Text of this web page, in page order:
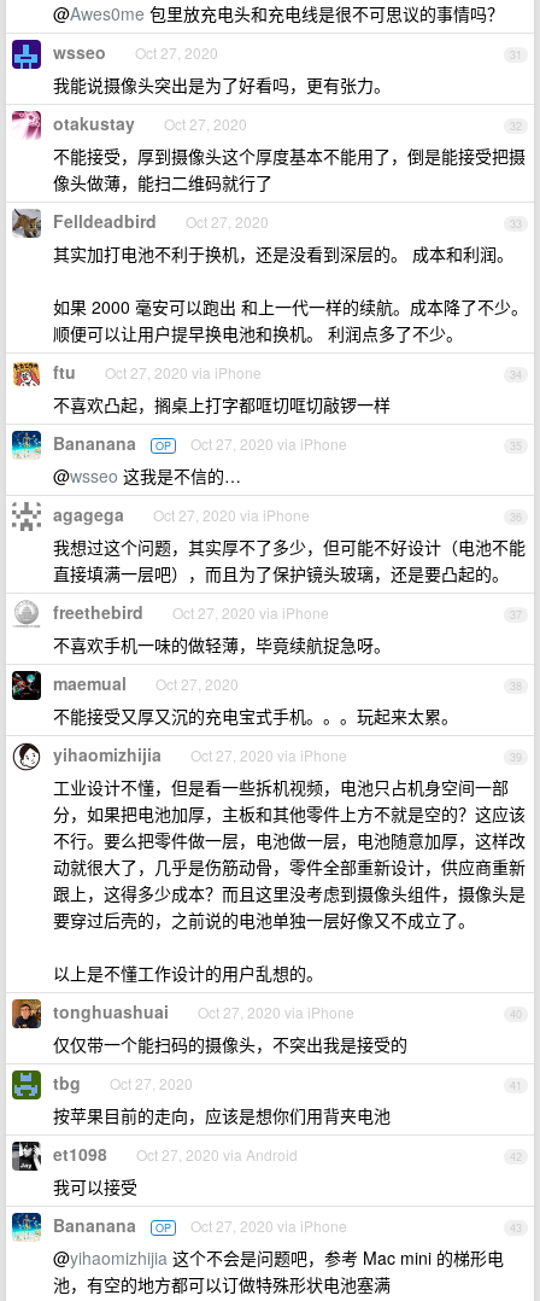
@Awes0me 包里放充电头和充电线是很不可思议的事情吗？
31
wsseo Oct 27, 2020
我能说摄像头突出是为了好看吗，更有张力。
32
otakustay Oct 27, 2020
不能接受，厚到摄像头这个厚度基本不能用了，倒是能接受把摄
像头做薄，能扫二维码就行了
33
Felldeadbird Oct 27, 2020
其实加打电池不利于换机，还是没看到深层的。 成本和利润。
如果 2000 毫安可以跑出 和上一代一样的续航。成本降了不少。
顺便可以让用户提早换电池和换机。 利润点多了不少。
34
ftu Oct 27, 2020 via iPhone
不喜欢凸起，搁桌上打字都哐切哐切敲锣一样
35
Bananana OP Oct 27, 2020 via iPhone
@wsseo 这我是不信的…
36
agagega Oct 27, 2020 via iPhone
我想过这个问题，其实厚不了多少，但可能不好设计（电池不能
直接填满一层吧），而且为了保护镜头玻璃，还是要凸起的。
37
freethebird Oct 27, 2020 via iPhone
不喜欢手机一味的做轻薄，毕竟续航捉急呀。
38
maemual Oct 27, 2020
不能接受又厚又沉的充电宝式手机。。。玩起来太累。
39
yihaomizhijia Oct 27, 2020 via iPhone
工业设计不懂，但是看一些拆机视频，电池只占机身空间一部
分，如果把电池加厚，主板和其他零件上方不就是空的？这应该
不行。要么把零件做一层，电池做一层，电池随意加厚，这样改
动就很大了，几乎是伤筋动骨，零件全部重新设计，供应商重新
跟上，这得多少成本？而且这里没考虑到摄像头组件，摄像头是
要穿过后壳的，之前说的电池单独一层好像又不成立了。
以上是不懂工作设计的用户乱想的。
40
tonghuashuai Oct 27, 2020 via iPhone
仅仅带一个能扫码的摄像头，不突出我是接受的
41
tbg Oct 27, 2020
按苹果目前的走向，应该是想你们用背夹电池
42
et1098 Oct 27, 2020 via Android
我可以接受
43
Bananana OP Oct 27, 2020 via iPhone
@yihaomizhijia 这个不会是问题吧，参考 Mac mini 的梯形电
池，有空的地方都可以订做特殊形状电池塞满